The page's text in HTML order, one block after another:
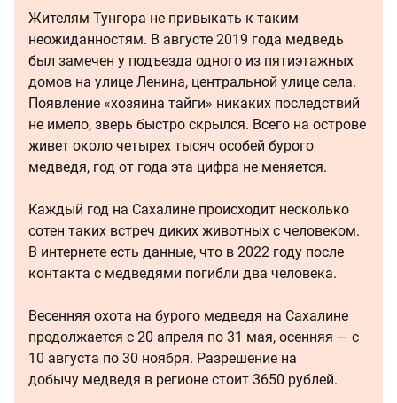
Жителям Тунгора не привыкать к таким
неожиданностям. В августе 2019 года медведь
был замечен у подъезда одного из пятиэтажных
домов на улице Ленина, центральной улице села.
Появление «хозяина тайги» никаких последствий
не имело, зверь быстро скрылся. Всего на острове
живет около четырех тысяч особей бурого
медведя, год от года эта цифра не меняется.
Каждый год на Сахалине происходит несколько
сотен таких встреч диких животных с человеком.
В интернете есть данные, что в 2022 году после
контакта с медведями погибли два человека.
Весенняя охота на бурого медведя на Сахалине
продолжается с 20 апреля по 31 мая, осенняя — с
10 августа по 30 ноября. Разрешение на
добычу медведя в регионе стоит 3650 рублей.